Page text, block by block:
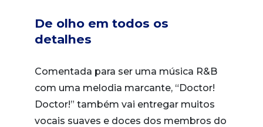
De olho em todos os
detalhes
Comentada para ser uma música R&B
com uma melodia marcante, “Doctor!
Doctor!” também vai entregar muitos
vocais suaves e doces dos membros do